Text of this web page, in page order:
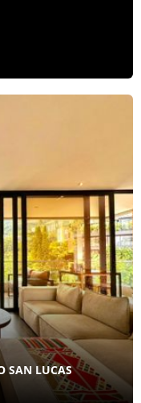
SAN LUCAS